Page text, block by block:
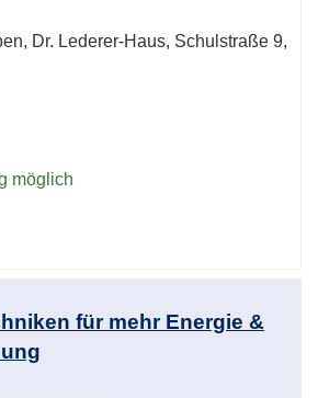
Dr. Lederer-Haus, Schulstraße 9,
möglich
für mehr Energie &